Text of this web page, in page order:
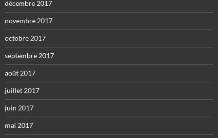
décembre 2017
novembre 2017
octobre 2017
septembre 2017
août 2017
juillet 2017
juin 2017
mai 2017